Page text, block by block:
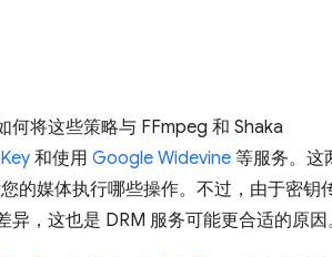
将这些策略与 FFmpeg 和 Shaka
和使用 Google Widevine 等服务。这
的媒体执行哪些操作。不过，由于密钥
，这也是 DRM 服务可能更合适的原因